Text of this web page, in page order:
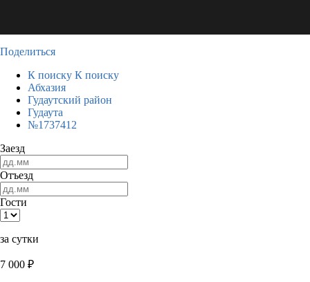
Поделиться
К поиску К поиску
Абхазия
Гудаутский район
Гудаута
№1737412
Заезд
Отъезд
Гости
за сутки
7 000 ₽